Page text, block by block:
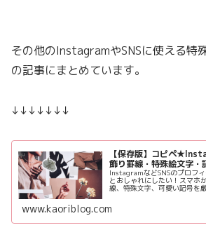
その他のInstagramやSNSに使える特
の記事にまとめています。
↓↓↓↓↓↓↓
【保存版】コピペ
飾り罫線・特殊絵文字・
InstagramなどSNSのプロフ
とおしゃれにしたい！スマホ
線、特殊文字、可愛い記号を
素材を使って時短でお洒落に
www.kaoriblog.com